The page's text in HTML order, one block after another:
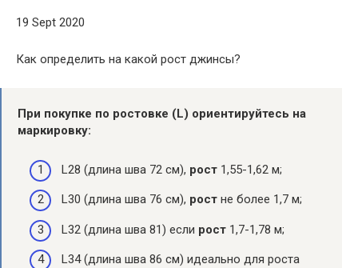
19 Sept 2020
Как определить на какой рост джинсы?
При покупке по ростовке (L) ориентируйтесь на
маркировку:
L28 (длина шва 72 см), рост 1,55-1,62 м;
L30 (длина шва 76 см), рост не более 1,7 м;
L32 (длина шва 81) если рост 1,7-1,78 м;
L34 (длина шва 86 см) идеально для роста